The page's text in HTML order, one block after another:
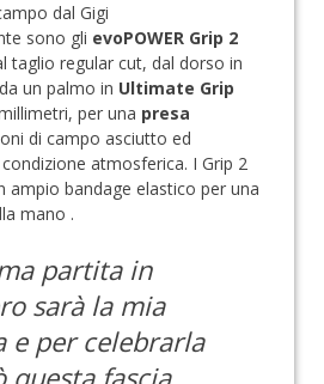
dal Gigi
sono gli evoPOWER Grip 2
taglio regular cut, dal dorso in
un palmo in Ultimate Grip
per una presa
di campo asciutto ed
atmosferica. I Grip 2
ampio bandage elastico per una
mano .
partita in
sarà la mia
e per celebrarla